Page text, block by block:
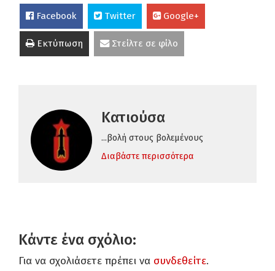
Facebook Twitter Google+
Εκτύπωση Στείλτε σε φίλο
Κατιούσα
...βολή στους βολεμένους
Διαβάστε περισσότερα
Κάντε ένα σχόλιο:
Για να σχολιάσετε πρέπει να συνδεθείτε.